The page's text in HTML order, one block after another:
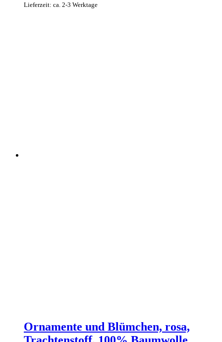
Lieferzeit: ca. 2-3 Werktage
Ornamente und Blümchen, rosa,